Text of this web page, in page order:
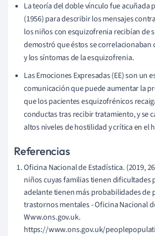
La teoría del doble vínculo fue acuñada
(1956) para describir los mensajes
los niños con esquizofrenia recibían de
demostró que éstos se correlacionaban
y los síntomas de la esquizofrenia.
Las Emociones Expresadas (EE) son un
comunicación que puede aumentar la
que los pacientes esquizofrénicos
conductas tras recibir tratamiento, y se
altos niveles de hostilidad y crítica en el
Referencias
Oficina Nacional de Estadística. (2019,
niños cuyas familias tienen dificultades
adelante tienen más probabilidades de
trastornos mentales - Oficina Nacional
Www.ons.gov.uk.
https://www.ons.gov.uk/